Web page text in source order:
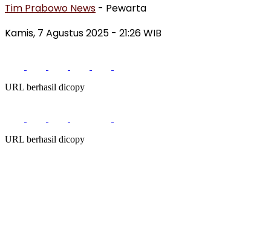
Tim Prabowo News - Pewarta
Kamis, 7 Agustus 2025 - 21:26 WIB
URL berhasil dicopy
URL berhasil dicopy